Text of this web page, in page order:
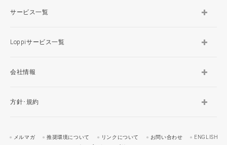
サービス一覧
Loppiサービス一覧
会社情報
方針･規約
メルマガ 推奨環境について リンクについて お問い合わせ
ENGLISH